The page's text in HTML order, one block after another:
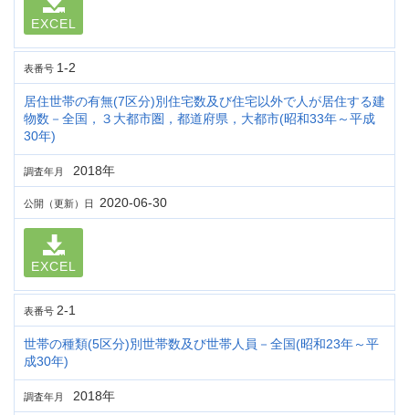
EXCEL
表番号 1-2
居住世帯の有無(7区分)別住宅数及び住宅以外で人が居住する建
物数－全国，３大都市圏，都道府県，大都市(昭和33年～平成
30年)
調査年月 2018年
公開（更新）日 2020-06-30
EXCEL
表番号 2-1
世帯の種類(5区分)別世帯数及び世帯人員－全国(昭和23年～平
成30年)
調査年月 2018年